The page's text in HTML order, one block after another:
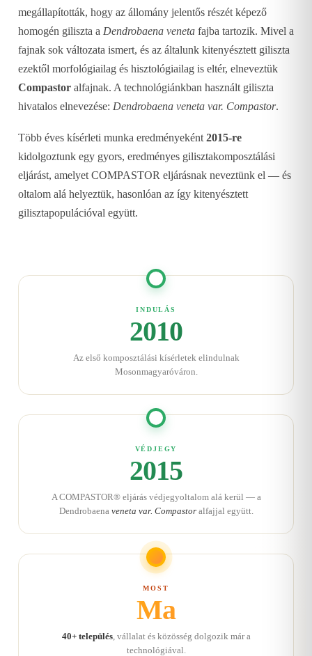
megállapították, hogy az állomány jelentős részét képező
homogén giliszta a Dendrobaena veneta fajba tartozik. Mivel a
fajnak sok változata ismert, és az általunk kitenyésztett giliszta
ezektől morfológiailag és hisztológiailag is eltér, elneveztük
Compastor alfajnak. A technológiánkban használt giliszta
hivatalos elnevezése: Dendrobaena veneta var. Compastor.
Több éves kísérleti munka eredményeként 2015-re
kidolgoztunk egy gyors, eredményes gilisztakomposztálási
eljárást, amelyet COMPASTOR eljárásnak neveztünk el — és
oltalom alá helyeztük, hasonlóan az így kitenyésztett
gilisztapopulációval együtt.
INDULÁS
2010
Az első komposztálási kísérletek elindulnak
Mosonmagyaróváron.
VÉDJEGY
2015
A COMPASTOR® eljárás védjegyoltalom alá kerül — a
Dendrobaena veneta var. Compastoralfajjal együtt.
MOST
Ma
40+ település, vállalat és közösség dolgozik már a
technológiával.